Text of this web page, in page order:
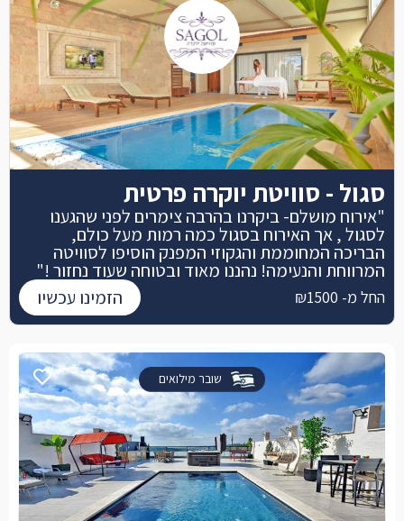
שובר מילואים
סגול - סוויטת יוקרה פרטית
"אירוח מושלם- ביקרנו בהרבה צימרים לפני שהגענו
לסגול , אך האירוח בסגול כמה רמות מעל כולם,
הבריכה המחוממת והגקוזי המפנק הוסיפו לסוויטה
המרווחת והנעימה! נהננו מאוד ובטוחה שעוד נחזור !"
החל מ- ₪1500 הזמינו עכשיו